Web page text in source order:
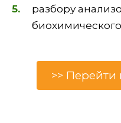
разбору
>> Перейти